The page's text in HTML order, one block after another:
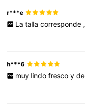
r***e
La talla corresponde ,
h***6
muy lindo fresco y de